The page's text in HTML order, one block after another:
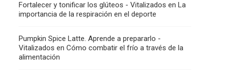
Fortalecer y tonificar los glúteos - Vitalizados en La
importancia de la respiración en el deporte
Pumpkin Spice Latte. Aprende a prepararlo -
Vitalizados en Cómo combatir el frío a través de la
alimentación